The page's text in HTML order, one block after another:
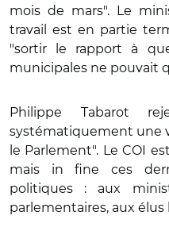
mois de mars". Le
travail est en partie
"sortir le rapport à
municipales ne pouvait
Philippe Tabarot
systématiquement une
le Parlement". Le COI
mais in fine ces
politiques : aux
parlementaires, aux élus